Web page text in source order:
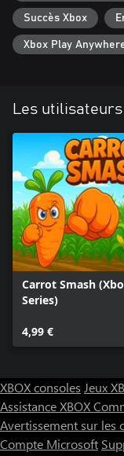
Succès Xbox
Xbox Play
Les
Carrot Smash
Series)
4,99 €
XBOX consoles Jeux
Assistance XBOX
Avertissement sur les
Compte Microsoft